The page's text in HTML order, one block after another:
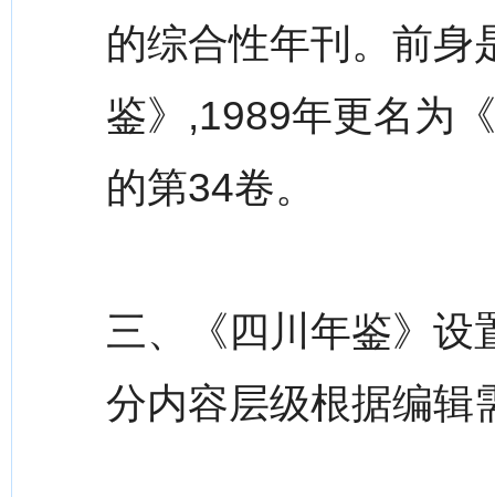
的综合性年刊。前身
鉴》,1989年更名为
的第34卷。
三、《四川年鉴》设
分内容层级根据编辑